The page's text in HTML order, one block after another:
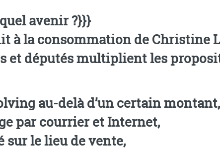
avenir ?}}}
à la consommation de Christine
et députés multiplient les
au-delà d’un certain montant,
Interdiction du démarchage par courrier et Internet,
le lieu de vente,